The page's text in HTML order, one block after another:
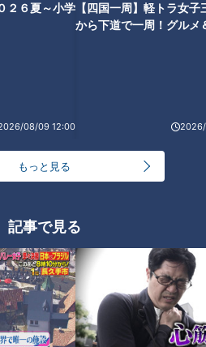
２６夏～小学
08/09 12:00
【四国一周】軽トラ女子
から下道で一周！グルメ
もっと見る
記事で見る
町周辺を、あのお笑いクイーン
がぶらり旅